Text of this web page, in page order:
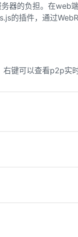
-c copy -bsf:a
果网络延迟导致发
器的负担。在web
的插件，通过
键可以查看p2p实